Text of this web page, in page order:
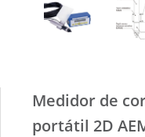
Medidor de
portátil 2D